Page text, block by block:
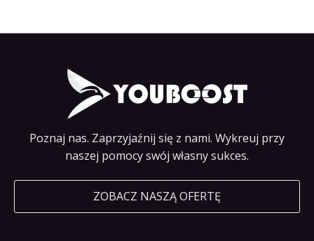
Poznaj nas. Zaprzyjaźnij się z nami. Wykreuj przy
naszej pomocy swój własny sukces.
ZOBACZ NASZĄ OFERTĘ